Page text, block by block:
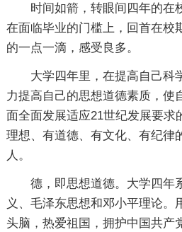
时间如箭，转眼间四年的在
在面临毕业的门槛上，回首在校
的一点一滴，感受良多。
大学四年里，在提高自己科
力提高自己的思想道德素质，使
面全面发展适应21世纪发展要求
理想、有道德、有文化、有纪律
人。
德，即思想道德。大学四年
义、毛泽东思想和邓小平理论。
头脑，热爱祖国，拥护中国共产